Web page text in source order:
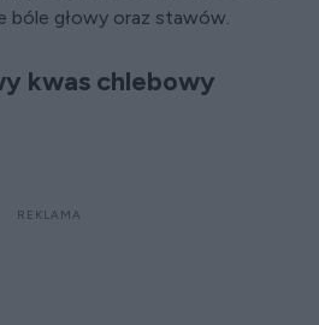
bóle głowy oraz stawów.
kwas chlebowy